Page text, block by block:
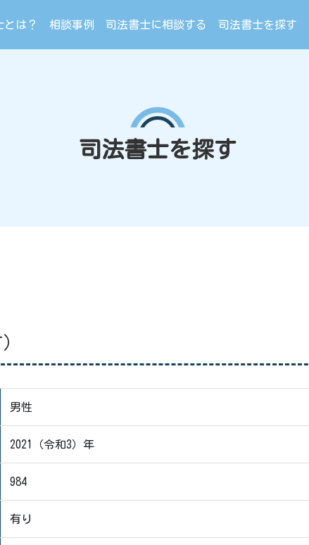
とは？ 相談事例 司法書士に相談する 司法書士を探す
司法書士を探す
男性
2021（令和3）年
984
有り